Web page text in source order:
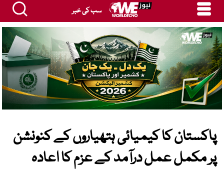
سب کی خبر
پاکستان کا کیمیائی ہتھیاروں کے کنونشن
پر مکمل عمل درآمد کے عزم کا اعادہ